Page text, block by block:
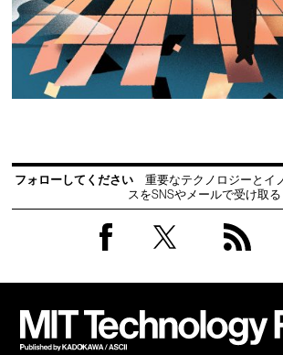
フォローしてください
重要なテクノロジーとイ
スをSNSやメールで受け取る